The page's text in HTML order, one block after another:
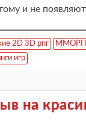
и не
2D 3D рпг
ММОРПГ
игр
на